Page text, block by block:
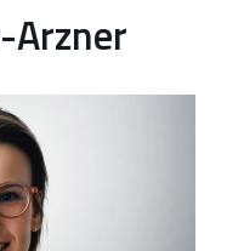
Arzner